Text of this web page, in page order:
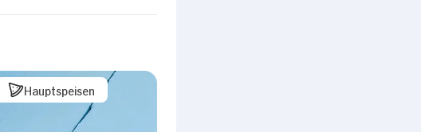
Hauptspeisen